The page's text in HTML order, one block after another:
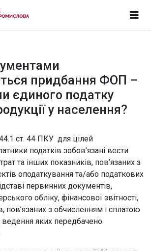
придбання ФОП –
єдиного податку
у населення?
ст. 44 ПКУ для цілей
податків зобов’язані вести
та інших показників, пов’язаних з
оподаткування та/або податкових
первинних документів,
обліку, фінансової звітності,
пов’язаних з обчисленням і сплатою
ведення яких передбачено